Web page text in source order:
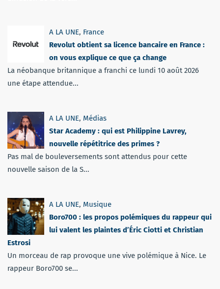
A LA UNE, France
Revolut obtient sa licence bancaire en France :
on vous explique ce que ça change
La néobanque britannique a franchi ce lundi 10 août 2026
une étape attendue...
A LA UNE, Médias
Star Academy : qui est Philippine Lavrey,
nouvelle répétitrice des primes ?
Pas mal de bouleversements sont attendus pour cette
nouvelle saison de la S...
A LA UNE, Musique
Boro700 : les propos polémiques du rappeur qui
lui valent les plaintes d’Éric Ciotti et Christian
Estrosi
Un morceau de rap provoque une vive polémique à Nice. Le
rappeur Boro700 se...